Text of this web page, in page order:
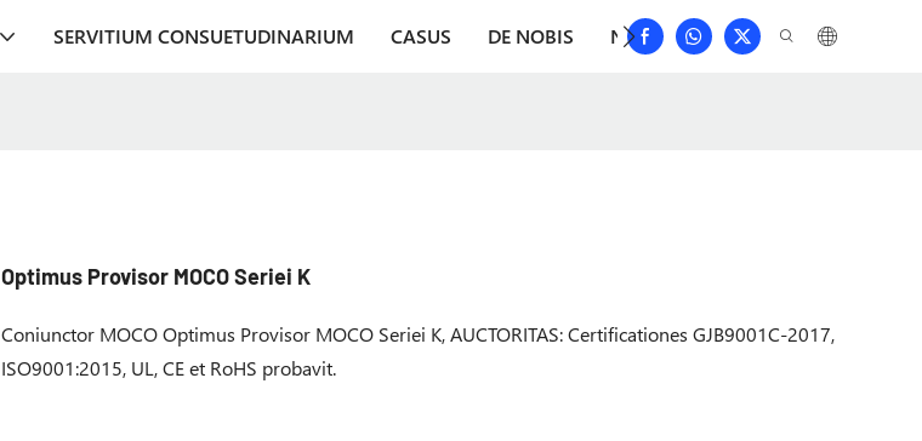
SERVITIUM CONSUETUDINARIUM CASUS DE NOBIS NUNTII DEPRIME
Optimus Provisor MOCO Seriei K
Coniunctor MOCO Optimus Provisor MOCO Seriei K, AUCTORITAS: Certificationes GJB9001C-2017,
ISO9001:2015, UL, CE et RoHS probavit.